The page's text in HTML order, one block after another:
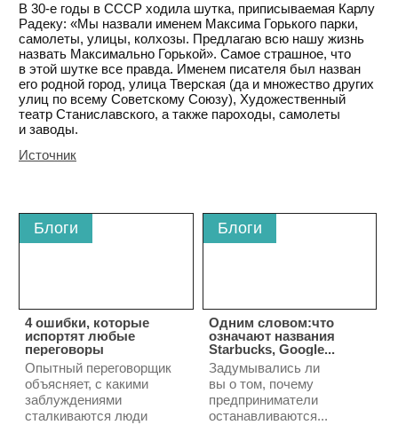
В 30-е годы в СССР ходила шутка, приписываемая Карлу
Радеку: «Мы назвали именем Максима Горького парки,
самолеты, улицы, колхозы. Предлагаю всю нашу жизнь
назвать Максимально Горькой». Самое страшное, что
в этой шутке все правда. Именем писателя был назван
его родной город, улица Тверская (да и множество других
улиц по всему Советскому Союзу), Художественный
театр Станиславского, а также пароходы, самолеты
и заводы.
Источник
Блоги
4 ошибки, которые
испортят любые
переговоры
Опытный переговорщик
объясняет, с какими
заблуждениями
сталкиваются люди
Блоги
Одним словом:что
означают названия
Starbucks, Google...
Задумывались ли
вы о том, почему
предприниматели
останавливаются...